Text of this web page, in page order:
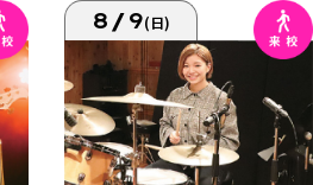
8/9(日)